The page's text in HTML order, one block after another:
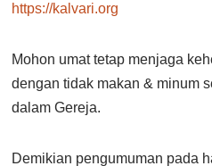
https://kalvari.org
Mohon umat tetap menjaga
dengan tidak makan & minum
dalam Gereja.
Demikian pengumuman pada